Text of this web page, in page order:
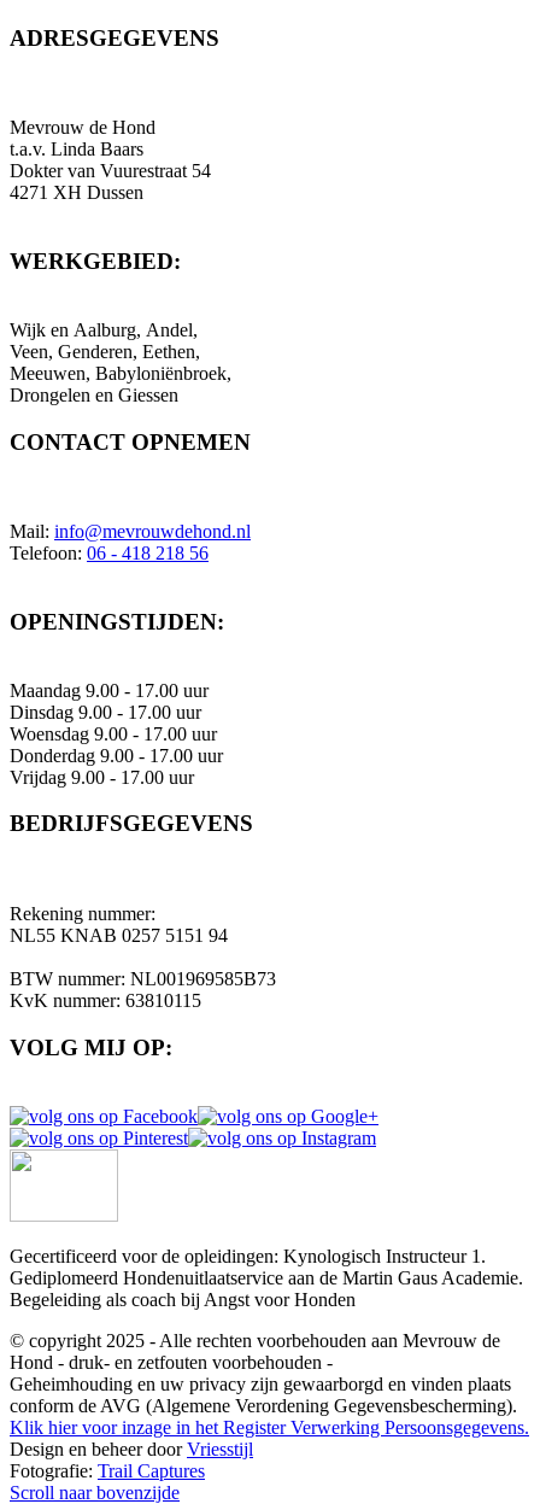
ADRESGEGEVENS
Mevrouw de Hond
t.a.v. Linda Baars
Dokter van Vuurestraat 54
4271 XH Dussen
WERKGEBIED:
Wijk en Aalburg, Andel,
Veen, Genderen, Eethen,
Meeuwen, Babyloniënbroek,
Drongelen en Giessen
CONTACT OPNEMEN
Mail: info@mevrouwdehond.nl
Telefoon: 06 - 418 218 56
OPENINGSTIJDEN:
Maandag 9.00 - 17.00 uur
Dinsdag 9.00 - 17.00 uur
Woensdag 9.00 - 17.00 uur
Donderdag 9.00 - 17.00 uur
Vrijdag 9.00 - 17.00 uur
BEDRIJFSGEGEVENS
Rekening nummer:
NL55 KNAB 0257 5151 94
BTW nummer: NL001969585B73
KvK nummer: 63810115
VOLG MIJ OP:
Gecertificeerd voor de opleidingen: Kynologisch Instructeur 1.
Gediplomeerd Hondenuitlaatservice aan de Martin Gaus Academie.
Begeleiding als coach bij Angst voor Honden
© copyright 2025 - Alle rechten voorbehouden aan Mevrouw de
Hond - druk- en zetfouten voorbehouden -
Geheimhouding en uw privacy zijn gewaarborgd en vinden plaats
conform de AVG (Algemene Verordening Gegevensbescherming).
Klik hier voor inzage in het Register Verwerking Persoonsgegevens.
Design en beheer doorVriesstijl
Fotografie: Trail Captures
Scroll naar bovenzijde